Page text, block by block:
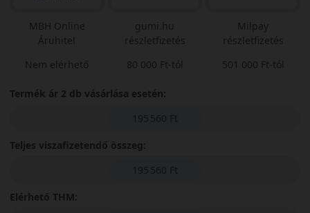
MBH Online
Áruhitel
Nem elérhető
gumi.hu
részletfizetés
80 000 Ft-tól
Milpay
részletfizetés
501 000 Ft-tól
Termék ár 2 db vásárlása esetén:
195 560 Ft
Teljes viszafizetendő összeg:
195 560 Ft
Elérhető THM: